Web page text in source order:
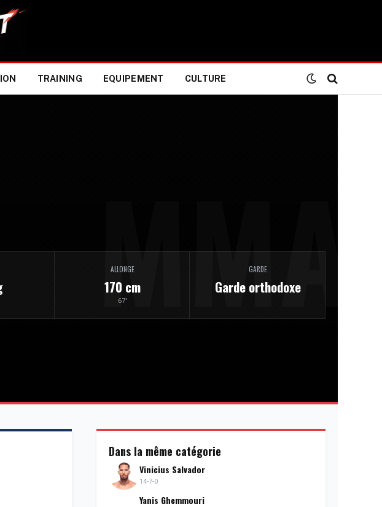
TRAINING EQUIPEMENT CULTURE
ALLONGE
170 cm
67'
GARDE
Garde orthodoxe
Dans la même catégorie
Vinicius Salvador
14-7-0
Yanis Ghemmouri